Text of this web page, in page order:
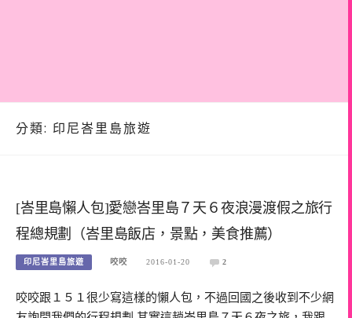
分類: 印尼峇里島旅遊
[峇里島懶人包]愛戀峇里島７天６夜浪漫渡假之旅行
程總規劃（峇里島飯店，景點，美食推薦）
印尼峇里島旅遊 咬咬 2016-01-20 2
咬咬跟１５１很少寫這樣的懶人包，不過回國之後收到不少網